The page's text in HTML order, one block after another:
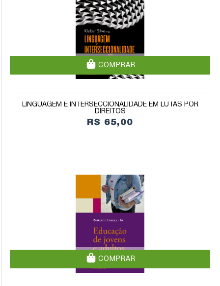
COMPRAR
LINGUAGEM E INTERSECCIONALIDADE EM LUTAS POR
DIREITOS
R$ 65,00
COMPRAR